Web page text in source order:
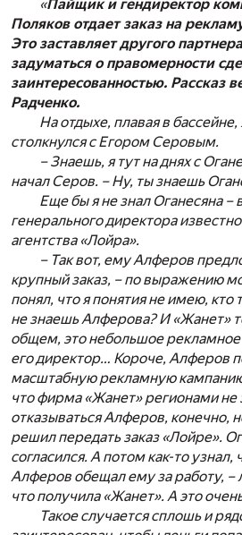
«Пайщик и гендиректор
Поляков отдает заказ на
Это заставляет другого
задуматься о правомерности
заинтересованностью. Рассказ
Радченко.
На отдыхе, плавая в
столкнулся с Егором Серовым.
– Знаешь, я тут на днях с
начал Серов. – Ну, ты знаешь
Еще бы я не знал Оганесяна –
генерального директора
агентства «Лойра».
– Так вот, ему Алферов
крупный заказ, – по выражению
понял, что я понятия не имею, кто
не знаешь Алферова? И «Жанет»
общем, это небольшое рекламное
его директор… Короче, Алферов
масштабную рекламную
что фирма «Жанет» регионами не
отказываться Алферов, конечно,
решил передать заказ «Лойре».
согласился. А потом как-то
Алферов обещал ему за работу, –
что получила «Жанет». А это
Такое случается сплошь и